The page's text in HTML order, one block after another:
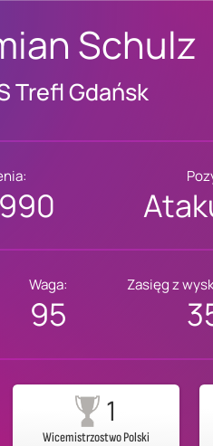
Schulz
Trefl Gdańsk
Waga:
95
Zasięg z
1
Wicemistrzostwo Polski